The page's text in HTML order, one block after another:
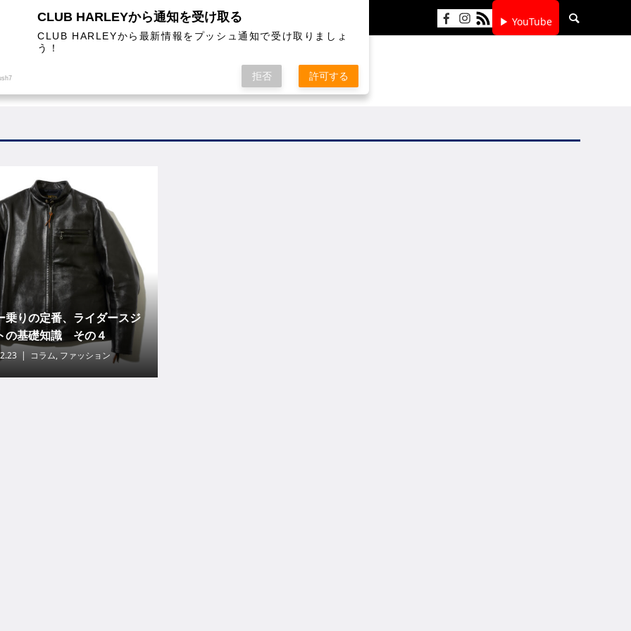
▶ YouTube
COLUMN
りの定番、ライダースジ
の基礎知識 その４
コラム, ファッション
CLUB HARLEYから通知を受け取る
CLUB HARLEYから最新情報をプッシュ通知で受け取りましょ
う！
拒否 許可する